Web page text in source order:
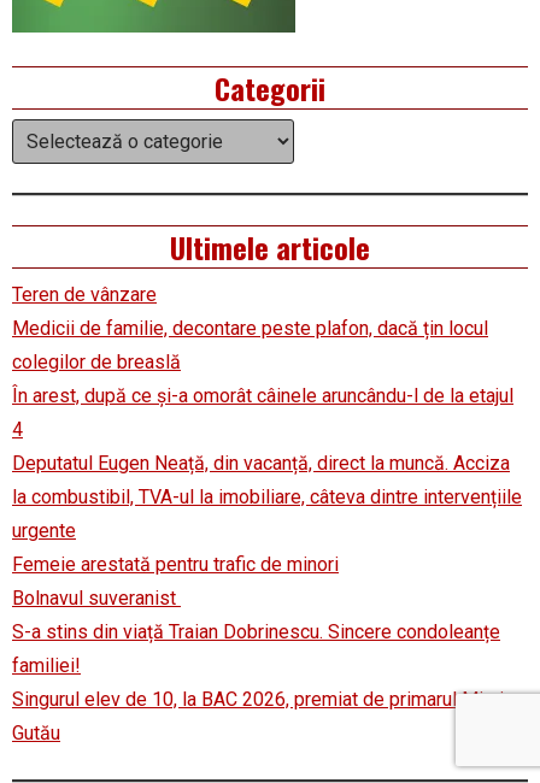
Categorii
Categorii
Ultimele articole
Teren de vânzare
Medicii de familie, decontare peste plafon, dacă țin locul
colegilor de breaslă
În arest, după ce și-a omorât câinele aruncându-l de la etajul
4
Deputatul Eugen Neață, din vacanță, direct la muncă. Acciza
la combustibil, TVA-ul la imobiliare, câteva dintre intervențiile
urgente
Femeie arestată pentru trafic de minori
Bolnavul suveranist
S-a stins din viață Traian Dobrinescu. Sincere condoleanțe
familiei!
Singurul elev de 10, la BAC 2026, premiat de primarul Mircia
Gutău